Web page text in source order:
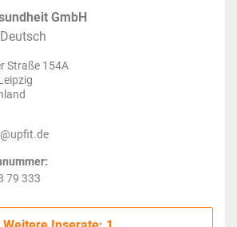
GmbH
Straße 154A
79 333